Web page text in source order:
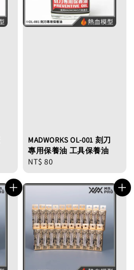
MADWORKS OL-001 刻刀
專用保養油 工具保養油
Regular
NT$ 80